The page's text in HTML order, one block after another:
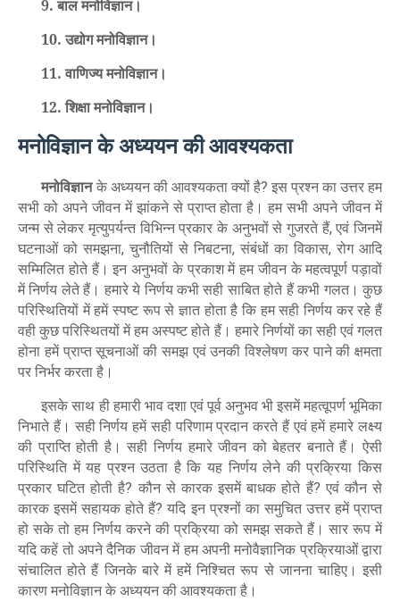
9. बाल मनोविज्ञान।
10. उद्योग मनोविज्ञान।
11. वाणिज्य मनोविज्ञान।
12. शिक्षा मनोविज्ञान।
मनोविज्ञान के अध्ययन की आवश्यकता
मनोविज्ञानके अध्ययन की आवश्यकता क्यों है? इस प्रश्न का उत्तर हम
सभी को अपने जीवन में झांकने से प्राप्त होता है। हम सभी अपने जीवन में
जन्म से लेकर मृत्युपर्यन्त विभिन्न प्रकार के अनुभवों से गुजरते हैं,एवं जिनमें
घटनाओं को समझना, चुनौतियों से निबटना, संबंधों का विकास, रोग आदि
सम्मिलित होते हैं। इन अनुभवों के प्रकाश में हम जीवन के महत्वपूर्ण पड़ावों
में निर्णय लेते हैं। हमारे ये निर्णय कभी सही साबित होते हैं कभी गलत। कुछ
परिस्थितियों में हमें स्पष्ट रूप से ज्ञात होता है कि हम सही निर्णय कर रहे हैं
वही कुछ परिस्थितयों में हम अस्पष्ट होते हैं। हमारे निर्णयों का सही एवं गलत
होना हमें प्राप्त सूचनाओं की समझ एवं उनकी विश्लेषण कर पाने की क्षमता
पर निर्भर करता है।
इसके साथ ही हमारी भाव दशा एवं पूर्व अनुभव भी इसमें महत्वूपर्ण भूमिका
निभाते हैं। सही निर्णय हमें सही परिणाम प्रदान करते हैं एवं हमें हमारे लक्ष्य
की प्राप्ति होती है। सही निर्णय हमारे जीवन को बेहतर बनाते हैं। ऐसी
परिस्थिति में यह प्रश्न उठता है कि यह निर्णय लेने की प्रक्रिया किस
प्रकार घटित होती है? कौन से कारक इसमें बाधक होते हैं? एवं कौन से
कारक इसमें सहायक होते हैं?यदि इन प्रश्नों का समुचित उत्तर हमें प्राप्त
हो सके तो हम निर्णय करने की प्रक्रिया को समझ सकते हैं। सार रूप में
यदि कहें तो अपने दैनिक जीवन में हम अपनी मनोवैज्ञानिक प्रक्रियाओं द्वारा
संचालित होते हैं जिनके बारे में हमें निश्चित रूप से जानना चाहिए। इसी
कारण मनोविज्ञान के अध्ययन की आवश्यकता है।